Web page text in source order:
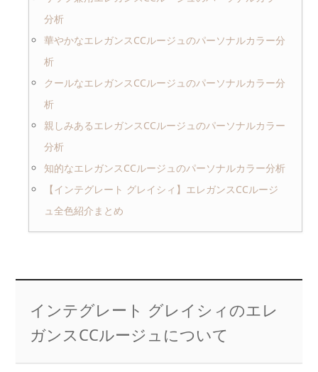
分析
華やかなエレガンスCCルージュのパーソナルカラー分
析
クールなエレガンスCCルージュのパーソナルカラー分
析
親しみあるエレガンスCCルージュのパーソナルカラー
分析
知的なエレガンスCCルージュのパーソナルカラー分析
【インテグレート グレイシィ】エレガンスCCルージ
ュ全色紹介まとめ
インテグレート グレイシィのエレ
ガンスCCルージュについて